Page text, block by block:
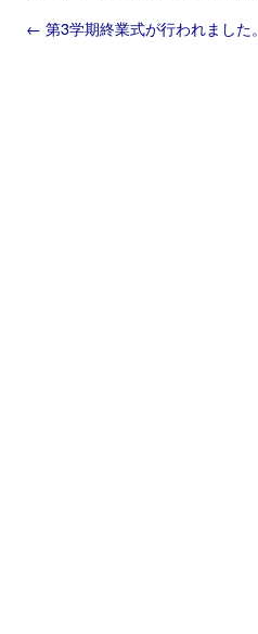
← 第3学期終業式が行われました。